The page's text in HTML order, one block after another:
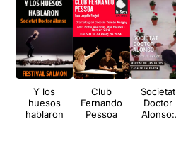
Y los
huesos
hablaron
Club
Fernando
Pessoa
Societat
Doctor
Alonso: